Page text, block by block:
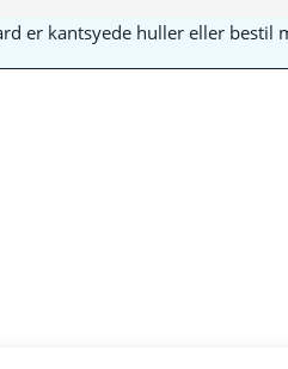
er kantsyede huller eller bestil